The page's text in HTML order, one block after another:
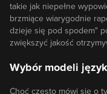
takie jak niepełne
brzmiące wiarygodnie
dzieje się pod spodem"
zwiększyć jakość
Wybór modeli
Choć często mówi się o